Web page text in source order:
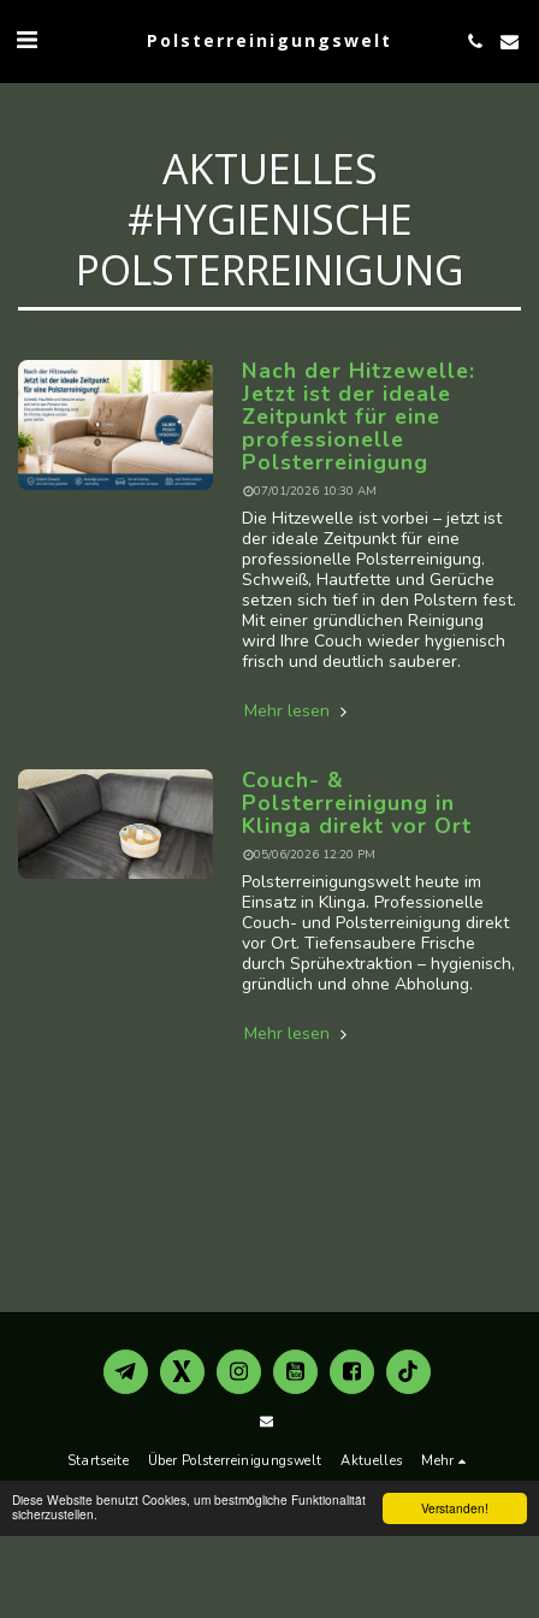
Verstanden!
Diese Website benutzt Cookies, um bestmögliche Funktionalität
sicherzustellen.
Polsterreinigungswelt
AKTUELLES
#HYGIENISCHE
POLSTERREINIGUNG
Nach der Hitzewelle:
Jetzt ist der ideale
Zeitpunkt für eine
professionelle
Polsterreinigung
07/01/2026 10:30 AM
Die Hitzewelle ist vorbei – jetzt ist
der ideale Zeitpunkt für eine
professionelle Polsterreinigung.
Schweiß, Hautfette und Gerüche
setzen sich tief in den Polstern fest.
Mit einer gründlichen Reinigung
wird Ihre Couch wieder hygienisch
frisch und deutlich sauberer.
Mehr lesen
Couch- &
Polsterreinigung in
Klinga direkt vor Ort
05/06/2026 12:20 PM
Polsterreinigungswelt heute im
Einsatz in Klinga. Professionelle
Couch- und Polsterreinigung direkt
vor Ort. Tiefensaubere Frische
durch Sprühextraktion – hygienisch,
gründlich und ohne Abholung.
Mehr lesen
Startseite Über Polsterreinigungswelt Aktuelles Mehr
ABONNIEREN